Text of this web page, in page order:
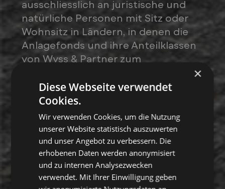
ausschliesslich an juristische und
natürliche Personen mit Sitz oder
Wohnsitz in Ländern, in denen die
Anlagefonds und ihre Anteilklassen
von Wyss & Partner zum
ordnungsgemäss zuge- lassen sind.
Um zu gewährleisten, dass
Informationen nur an zulässige
natürliche oder juristische Personen
angezeigt werden, wurde ein
Anleger- und Domizilfilter
eingerichtet. Indem Sie die
rechtlichen Hinweise sowie die
Performance
×
Diese Webseite verwendet
Cookies.
Wir verwenden Cookies, um die Nutzung
unserer Website statistisch auszuwerten
und unser Angebot zu verbessern. Die
erhobenen Daten werden anonymisiert
und zu internen Analysezwecken
verwendet. Mit Ihrer Einwilligung geben